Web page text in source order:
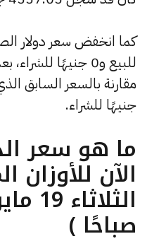
جنيهًا للشراء.
الآن للأوزان
صباحًا )